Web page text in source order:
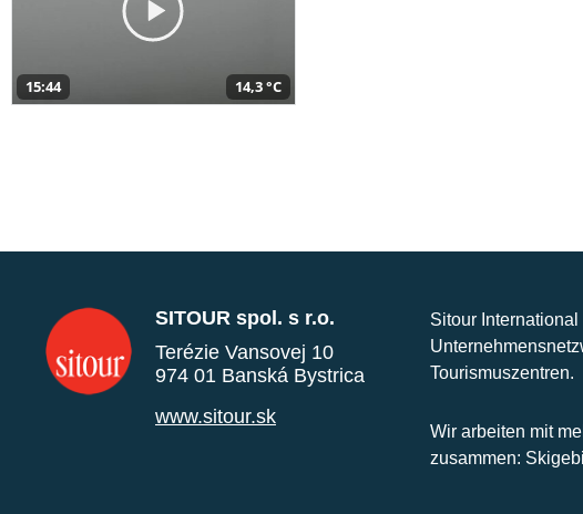
15:44 14,3 °C
SITOUR spol. s r.o.
Terézie Vansovej 10
974 01 Banská Bystrica
www.sitour.sk
Sitour
Tourismuszentren.
Wir arbeiten mit
zusammen: